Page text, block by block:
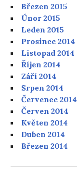
Březen 2015
Únor 2015
Leden 2015
Prosinec 2014
Listopad 2014
Říjen 2014
Září 2014
Srpen 2014
Červenec 2014
Červen 2014
Květen 2014
Duben 2014
Březen 2014